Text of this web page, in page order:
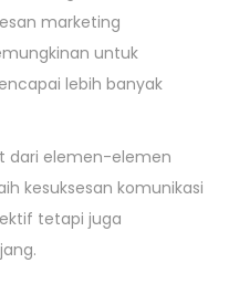
marketing
untuk
lebih banyak
dari elemen-elemen
kesuksesan komunikasi
tetapi juga